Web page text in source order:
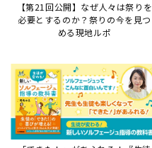
【第21回公開】なぜ人々は祭りを
必要とするのか？祭りの今を見つ
める現地ルポ